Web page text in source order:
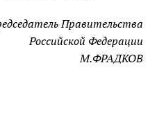
Правительства
Российской Федерации
М.ФРАДКОВ